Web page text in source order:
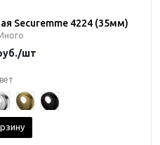
Securemme 4224 (35мм)
/шт